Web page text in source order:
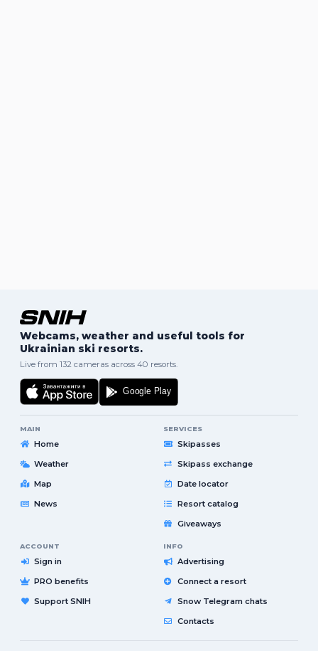
Webcams, weather and useful tools for
Ukrainian ski resorts.
Live from 132 cameras across 40 resorts.
MAIN
Home
Weather
Map
News
SERVICES
Skipasses
Skipass exchange
Date locator
Resort catalog
Giveaways
ACCOUNT
Sign in
PRO benefits
Support SNIH
INFO
Advertising
Connect a resort
Snow Telegram chats
Contacts